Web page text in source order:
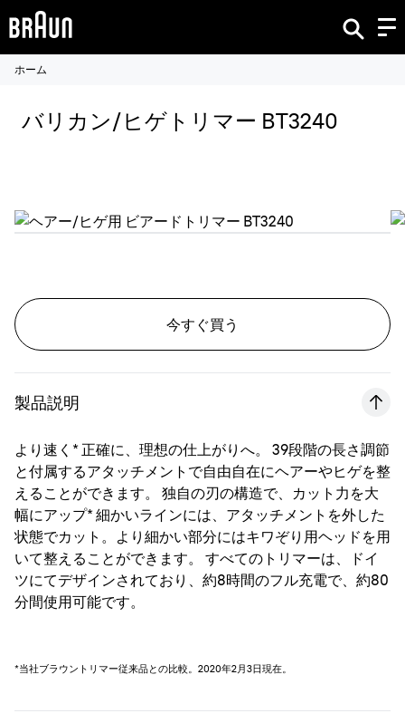
ホーム
バリカン/ヒゲトリマー BT3240
今すぐ買う
製品説明
より速く* 正確に、理想の仕上がりへ。 39段階の長さ調節
と付属するアタッチメントで自由自在にヘアーやヒゲを整
えることができます。 独自の刃の構造で、カット力を大
幅にアップ* 細かいラインには、アタッチメントを外した
状態でカット。より細かい部分にはキワぞり用ヘッドを用
いて整えることができます。 すべてのトリマーは、ドイ
ツにてデザインされており、約8時間のフル充電で、約80
分間使用可能です。
*当社ブラウントリマー従来品との比較。2020年2月3日現在。